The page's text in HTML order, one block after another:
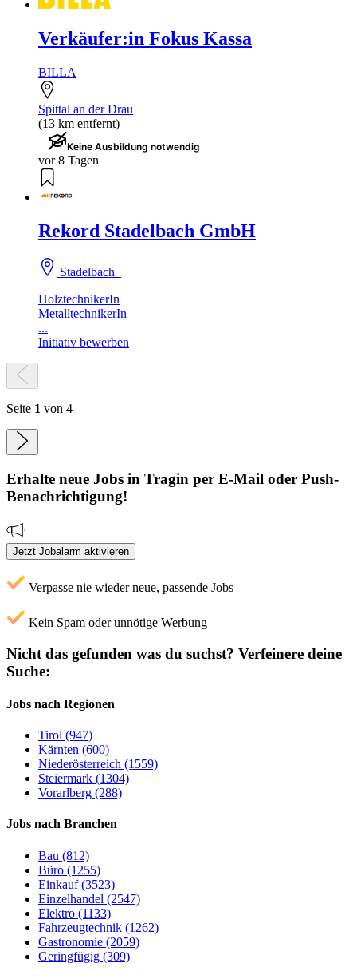
Verkäufer:in Fokus Kassa
BILLA
Spittal an der Drau
(13 km entfernt)
Keine Ausbildung notwendig
vor 8 Tagen
Rekord Stadelbach GmbH
Stadelbach
HolztechnikerIn
MetalltechnikerIn
...
Initiativ bewerben
Seite 1 von 4
Erhalte neue Jobs in Tragin per E-Mail oder Push-
Benachrichtigung!
Jetzt Jobalarm aktivieren
Verpasse nie wieder neue, passende Jobs
Kein Spam oder unnötige Werbung
Nicht das gefunden was du suchst? Verfeinere deine
Suche:
Jobs nach Regionen
Tirol (947)
Kärnten (600)
Niederösterreich (1559)
Steiermark (1304)
Vorarlberg (288)
Jobs nach Branchen
Bau (812)
Büro (1255)
Einkauf (3523)
Einzelhandel (2547)
Elektro (1133)
Fahrzeugtechnik (1262)
Gastronomie (2059)
Geringfügig (309)